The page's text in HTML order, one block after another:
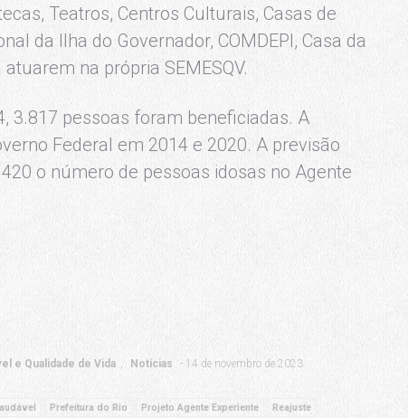
Teatros, Centros Culturais, Casas de
da Ilha do Governador, COMDEPI, Casa da
na própria SEMESQV.
3.817 pessoas foram beneficiadas. A
Federal em 2014 e 2020. A previsão
o número de pessoas idosas no Agente
e Qualidade de Vida Notícias 14 de novembro de 2023
Prefeitura do Rio Projeto Agente Experiente Reajuste